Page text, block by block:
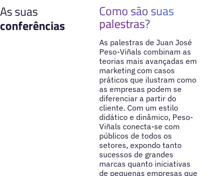
As suas
conferências
Como são suas
palestras?
As palestras de Juan José
Peso-Viñals combinam as
teorias mais avançadas em
marketing com casos
práticos que ilustram como
as empresas podem se
diferenciar a partir do
cliente. Com um estilo
didático e dinâmico, Peso-
Viñals conecta-se com
públicos de todos os
setores, expondo tanto
sucessos de grandes
marcas quanto iniciativas
de pequenas empresas que